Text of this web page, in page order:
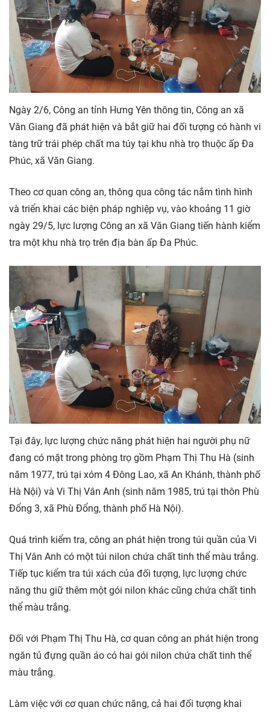
Ngày 2/6, Công an tỉnh Hưng Yên thông tin, Công an xã
Văn Giang đã phát hiện và bắt giữ hai đối tượng có hành vi
tàng trữ trái phép chất ma túy tại khu nhà trọ thuộc ấp Đa
Phúc, xã Văn Giang.
Theo cơ quan công an, thông qua công tác nắm tình hình
và triển khai các biện pháp nghiệp vụ, vào khoảng 11 giờ
ngày 29/5, lực lượng Công an xã Văn Giang tiến hành kiểm
tra một khu nhà trọ trên địa bàn ấp Đa Phúc.
Tại đây, lực lượng chức năng phát hiện hai người phụ nữ
đang có mặt trong phòng trọ gồm Phạm Thị Thu Hà (sinh
năm 1977, trú tại xóm 4 Đông Lao, xã An Khánh, thành phố
Hà Nội) và Vi Thị Vân Anh (sinh năm 1985, trú tại thôn Phù
Đổng 3, xã Phù Đổng, thành phố Hà Nội).
Quá trình kiểm tra, công an phát hiện trong túi quần của Vi
Thị Vân Anh có một túi nilon chứa chất tinh thể màu trắng.
Tiếp tục kiểm tra túi xách của đối tượng, lực lượng chức
năng thu giữ thêm một gói nilon khác cũng chứa chất tinh
thể màu trắng.
Đối với Phạm Thị Thu Hà, cơ quan công an phát hiện trong
ngăn tủ đựng quần áo có hai gói nilon chứa chất tinh thể
màu trắng.
Làm việc với cơ quan chức năng, cả hai đối tượng khai